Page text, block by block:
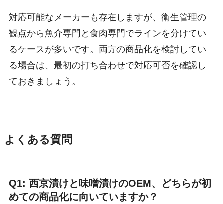
対応可能なメーカーも存在しますが、衛生管理の
観点から魚介専門と食肉専門でラインを分けてい
るケースが多いです。両方の商品化を検討してい
る場合は、最初の打ち合わせで対応可否を確認し
ておきましょう。
よくある質問
Q1: 西京漬けと味噌漬けのOEM、どちらが初
めての商品化に向いていますか？